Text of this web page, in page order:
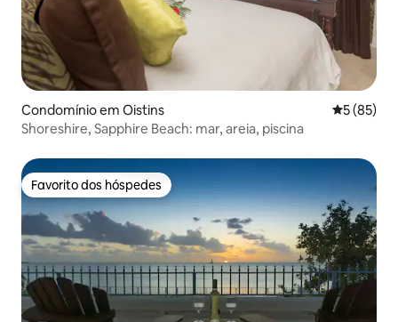
Condomínio em Oistins
5 (85)
Shoreshire, Sapphire Beach: mar, areia, piscina
Favorito dos hóspedes
Favorito dos hóspedes